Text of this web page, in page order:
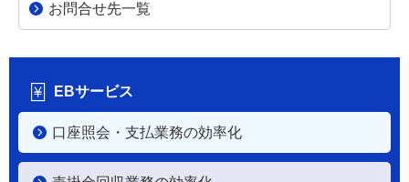
お問合せ先一覧
EBサービス
口座照会・支払業務の効率化